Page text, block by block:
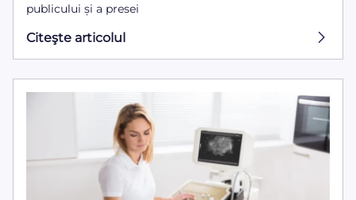
publicului și a presei
Citeşte articolul